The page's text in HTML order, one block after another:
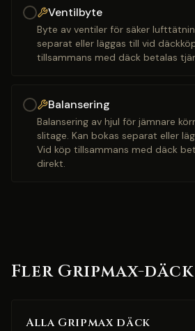
Ventilbyte
Byte av ventiler för säker
separat eller läggas till vid
tillsammans med däck betalas
Balansering
Balansering av hjul för jämnare
slitage. Kan bokas separat eller
Vid köp tillsammans med däck
direkt.
Fler Gripmax-däck
Alla Gripmax däck